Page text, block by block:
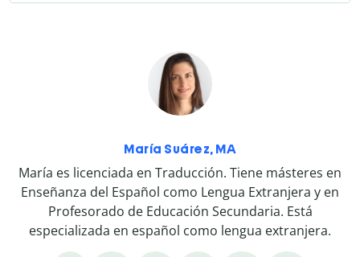
María Suárez, MA
María es licenciada en Traducción. Tiene másteres en
Enseñanza del Español como Lengua Extranjera y en
Profesorado de Educación Secundaria. Está
especializada en español como lengua extranjera.